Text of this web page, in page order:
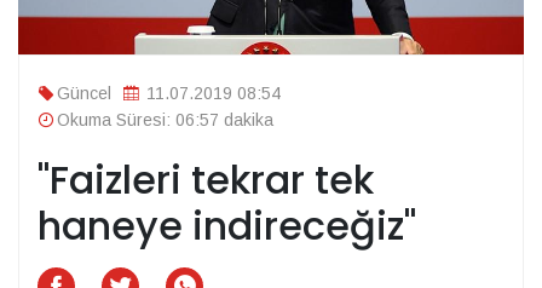
Güncel
11.07.2019 08:54
Okuma Süresi: 06:57 dakika
"Faizleri tekrar tek
haneye indireceğiz"